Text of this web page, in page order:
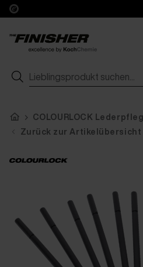
COLOURLOCK
Zurück zur Artikelübersicht